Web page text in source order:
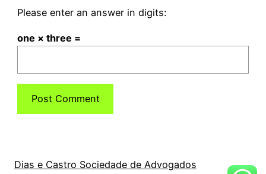
Please enter an answer in digits:
one × three =
Dias e Castro Sociedade de Advogados